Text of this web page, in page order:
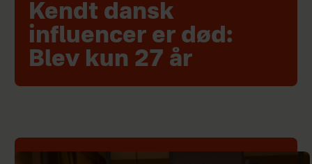
Kendt dansk
influencer er død:
Blev kun 27 år